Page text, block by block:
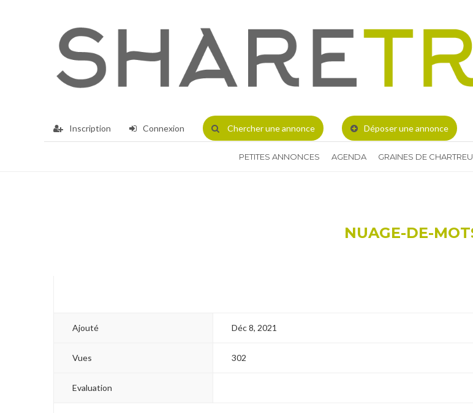
Inscription Connexion Chercherune annonce Déposer une annonce
PETITES ANNONCES AGENDA GRAINES DE
NUAGE-DE-
Ajouté Déc 8, 2021
Vues 302
Evaluation